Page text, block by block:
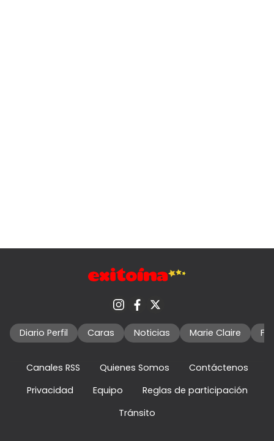
Diario Perfil Caras Noticias Marie Claire
Canales RSS Quienes Somos
Contáctenos
Privacidad
Equipo
Reglas de participación
Tránsito